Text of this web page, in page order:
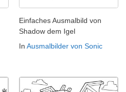
Einfaches Ausmalbild von
Shadow dem Igel
In Ausmalbilder von Sonic